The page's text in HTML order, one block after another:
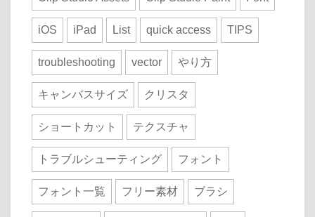
iOS iPad List quick access TIPS
troubleshooting vector やり方
キャンバスサイズ クリスタ
ショートカット テクスチャ
トラブルシューティング フォント
フォント一覧 フリー素材 ブラシ